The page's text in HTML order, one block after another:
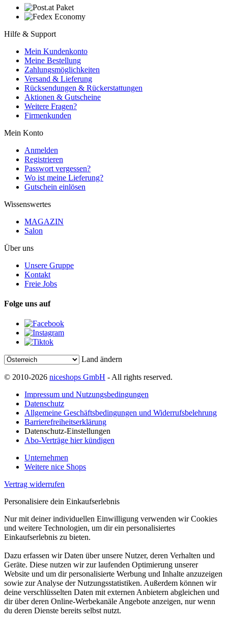
Hilfe & Support
Mein Kundenkonto
Meine Bestellung
Zahlungsmöglichkeiten
Versand & Lieferung
Rücksendungen & Rückerstattungen
Aktionen & Gutscheine
Weitere Fragen?
Firmenkunden
Mein Konto
Anmelden
Registrieren
Passwort vergessen?
Wo ist meine Lieferung?
Gutschein einlösen
Wissenswertes
MAGAZIN
Salon
Über uns
Unsere Gruppe
Kontakt
Freie Jobs
Folge uns auf
Land ändern
© 2010-2026 niceshops GmbH - All rights reserved.
Impressum und Nutzungsbedingungen
Datenschutz
Allgemeine Geschäftsbedingungen und Widerrufsbelehrung
Barrierefreiheitserklärung
Datenschutz-Einstellungen
Abo-Verträge hier kündigen
Unternehmen
Weitere nice Shops
Vertrag widerrufen
Personalisiere dein Einkaufserlebnis
Nur mit deiner individuellen Einwilligung verwenden wir Cookies
und weitere Technologien, um dir ein personalisiertes
Einkaufserlebnis zu bieten.
Dazu erfassen wir Daten über unsere Nutzer, deren Verhalten und
Geräte. Diese nutzen wir zur laufenden Optimierung unserer
Website und um dir personalisierte Werbung und Inhalte anzuzeigen
sowie zur Analyse der Nutzungsstatistiken. Außerdem können wir
deine verschlüsselten Daten mit externen Anbietern abgleichen und
dir über deren Online-Werbekanäle Angebote anzeigen, nur wenn
du deren Dienste bereits selbst nutzt.